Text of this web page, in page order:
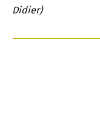
Didier)